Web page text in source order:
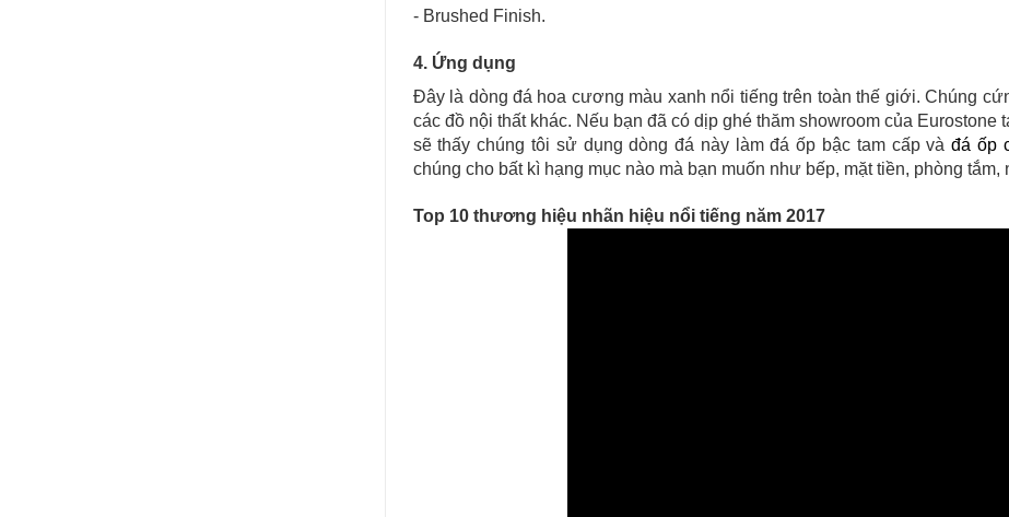
- Brushed Finish.
4. Ứng dụng
Đây là dòng đá hoa cương màu xanh nổi tiếng trên toàn thế giới. Chúng
các đồ nội thất khác. Nếu bạn đã có dịp ghé thăm showroom của
sẽ thấy chúng tôi sử dụng dòng đá này làm đá ốp bậc tam cấp vàđá ốp
chúng cho bất kì hạng mục nào mà bạn muốn như bếp, mặt tiền, phòng
Top 10 thương hiệu nhãn hiệu nổi tiếng năm 2017